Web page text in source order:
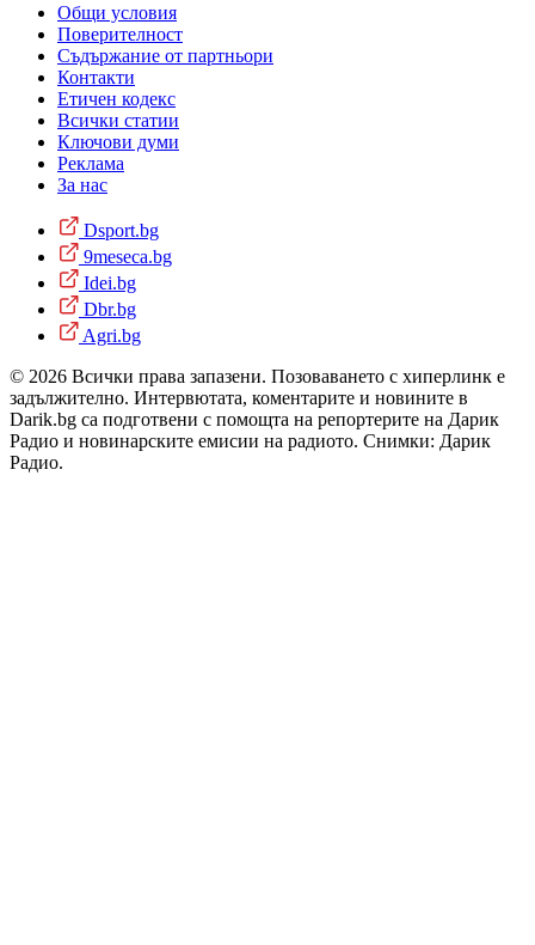
Общи условия
Поверителност
Съдържание от партньори
Контакти
Етичен кодекс
Всички статии
Ключови думи
Реклама
За нас
Dsport.bg
9meseca.bg
Idei.bg
Dbr.bg
Agri.bg
© 2026 Всички права запазени. Позоваването с хиперлинк е
задължително. Интервютата, коментарите и новините в
Darik.bg са подготвени с помощта на репортерите на Дарик
Радио и новинарските емисии на радиото. Снимки: Дарик
Радио.